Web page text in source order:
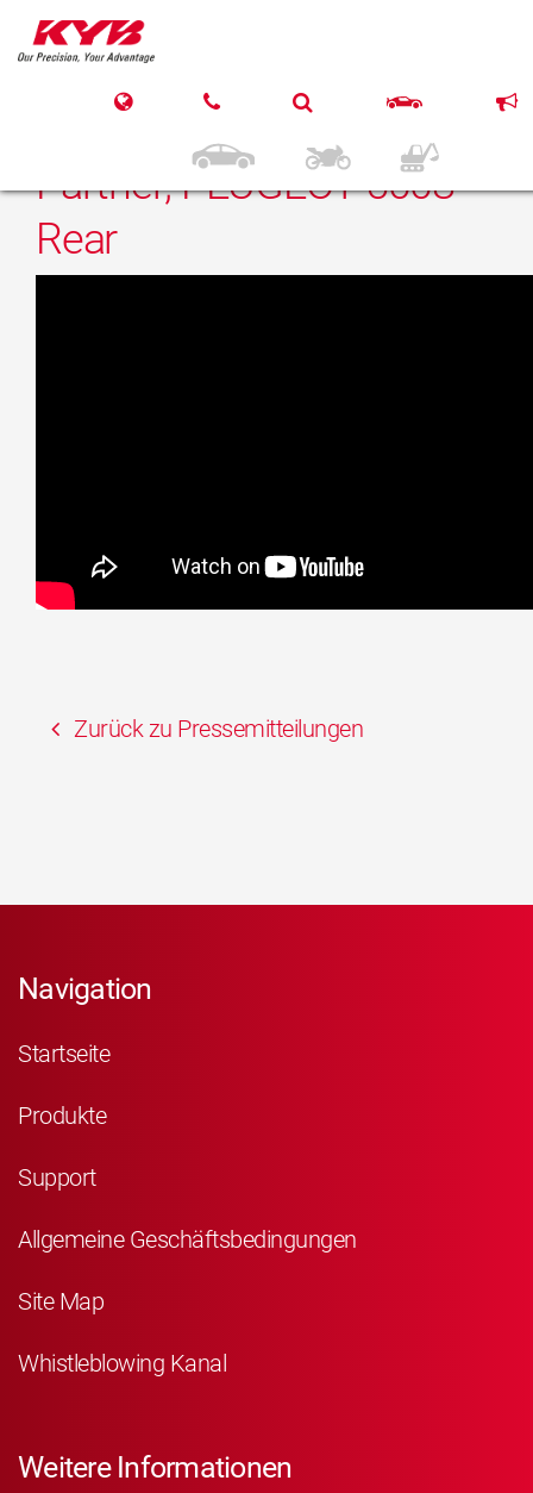
27. März 2017
KYB CITROEN Berlingo
Multispace; PEUGEOT
Partner; PEUGEOT 5008
Rear
Zurück zu Pressemitteilungen
Navigation
Startseite
Produkte
Support
Allgemeine Geschäftsbedingungen
Site Map
Whistleblowing Kanal
Weitere Informationen